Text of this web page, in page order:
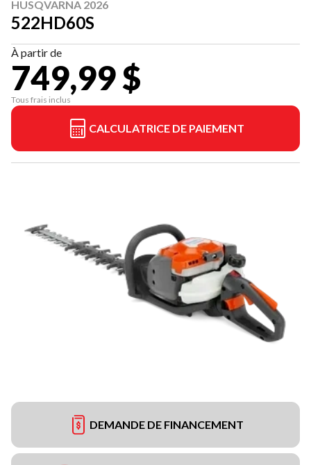
HUSQVARNA 2026
522HD60S
À partir de
749,99 $
Tous frais inclus
CALCULATRICE DE PAIEMENT
DEMANDE DE FINANCEMENT